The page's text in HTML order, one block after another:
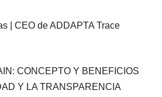
| CEO de ADDAPTA Trace
CONCEPTO Y BENEFICIOS
Y LA TRANSPARENCIA